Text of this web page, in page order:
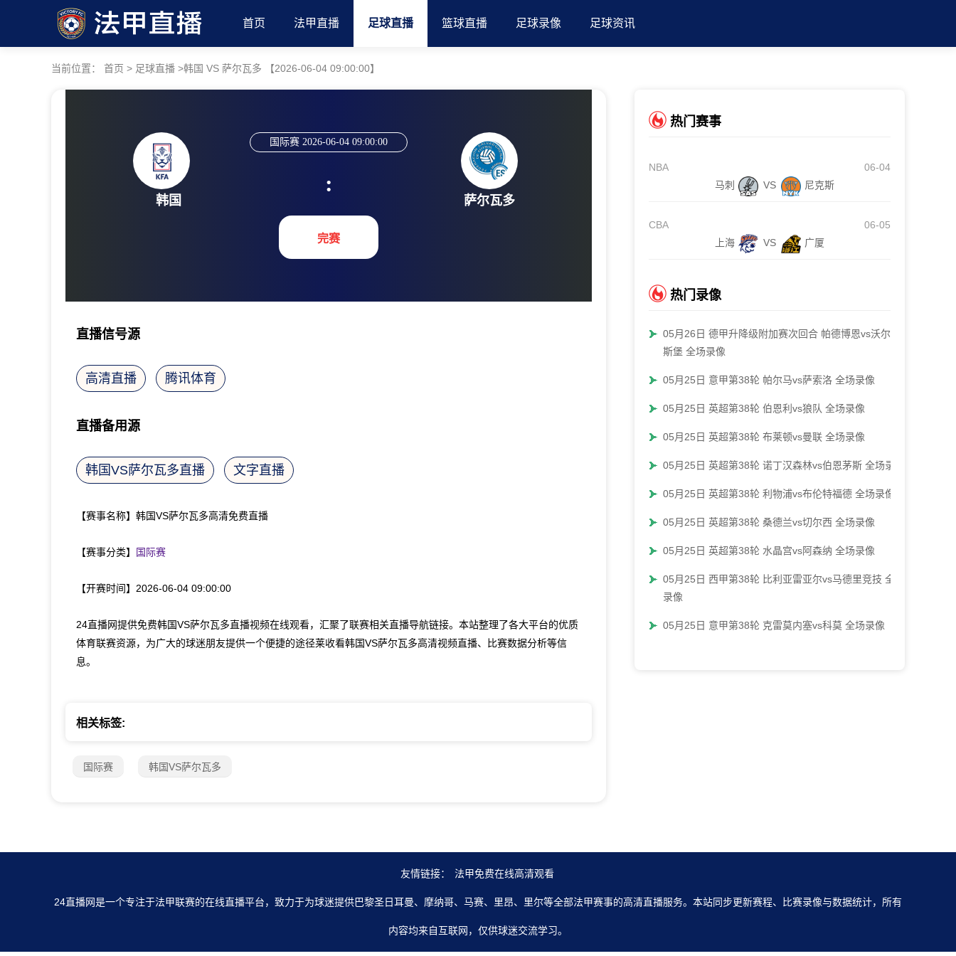
首页 法甲直播 足球直播 篮球直播 足球录像 足球资讯
当前位置： 首页 > 足球直播 >韩国 VS 萨尔瓦多 【2026-06-04 09:00:00】
韩国
国际赛 2026-06-04 09:00:00
:
完赛
萨尔瓦多
直播信号源
高清直播 腾讯体育
直播备用源
韩国VS萨尔瓦多直播 文字直播
【赛事名称】 韩国VS萨尔瓦多高清免费直播
【赛事分类】 国际赛
【开赛时间】 2026-06-04 09:00:00
24直播网提供免费韩国VS萨尔瓦多直播视频在线观看，汇聚了联赛相关直播导航链接。本站整理了各大平台的优质
体育联赛资源，为广大的球迷朋友提供一个便捷的途径莱收看韩国VS萨尔瓦多高清视频直播、比赛数据分析等信
息。
相关标签:
国际赛 韩国VS萨尔瓦多
热门赛事
NBA
06-04
马刺
VS 尼克斯
CBA
06-05
上海
VS 广厦
热门录像
05月26日 德甲升降级附加赛次回合 帕德博恩vs沃尔夫
斯堡 全场录像
05月25日 意甲第38轮 帕尔马vs萨索洛 全场录像
05月25日 英超第38轮 伯恩利vs狼队 全场录像
05月25日 英超第38轮 布莱顿vs曼联 全场录像
05月25日 英超第38轮 诺丁汉森林vs伯恩茅斯 全场录像
05月25日 英超第38轮 利物浦vs布伦特福德 全场录像
05月25日 英超第38轮 桑德兰vs切尔西 全场录像
05月25日 英超第38轮 水晶宫vs阿森纳 全场录像
05月25日 西甲第38轮 比利亚雷亚尔vs马德里竞技 全场
录像
05月25日 意甲第38轮 克雷莫内塞vs科莫 全场录像
友情链接： 法甲免费在线高清观看
24直播网是一个专注于法甲联赛的在线直播平台，致力于为球迷提供巴黎圣日耳曼、摩纳哥、马赛、里昂、里尔等全部法甲赛事的高清直播服务。本站同步更新赛程、比赛录像与数据统计，所有
内容均来自互联网，仅供球迷交流学习。